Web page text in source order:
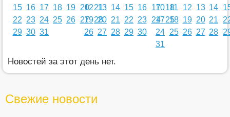
15 16 17 18 19 20
21
22 23 24 25 26 27
28
29 30 31
12 13 14 15 16 17
18
19 20 21 22 23 24
25
26 27 28 29 30
10 11 12 13 14
17 18 19 20 21
24 25 26 27 28
31
Новостей за этот день нет.
Свежие новости